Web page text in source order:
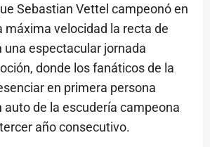
Sebastian Vettel campeonó en
máxima velocidad la recta de
una espectacular jornada
donde los fanáticos de la
en primera persona
auto de la escudería campeona
año consecutivo.